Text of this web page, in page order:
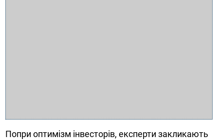
Попри оптимізм інвесторів, експерти закликають